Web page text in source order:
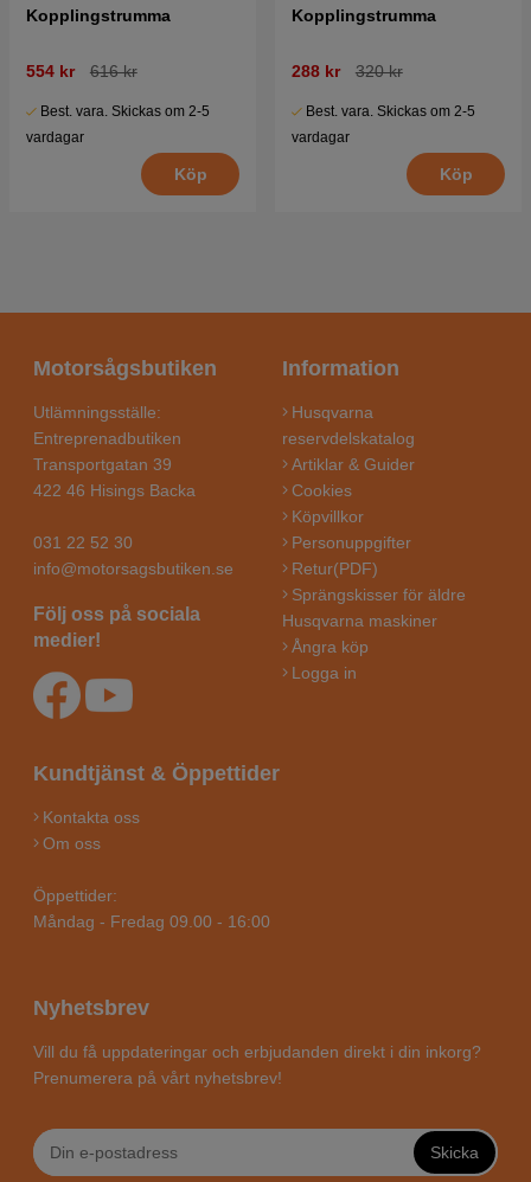
Kopplingstrumma
554 kr 616 kr
Best. vara. Skickas om 2-5
vardagar
Köp
Kopplingstrumma
288 kr 320 kr
Best. vara. Skickas om 2-5
vardagar
Köp
Motorsågsbutiken
Utlämningsställe:
Entreprenadbutiken
Transportgatan 39
422 46 Hisings Backa
031 22 52 30
info@motorsagsbutiken.se
Följ oss på sociala
medier!
Information
Husqvarna
reservdelskatalog
Artiklar & Guider
Cookies
Köpvillkor
Personuppgifter
Retur(PDF)
Sprängskisser för äldre
Husqvarna maskiner
Ångra köp
Logga in
Kundtjänst & Öppettider
Kontakta oss
Om oss
Öppettider:
Måndag - Fredag 09.00 - 16:00
Nyhetsbrev
Vill du få uppdateringar och erbjudanden direkt i din inkorg?
Prenumerera på vårt nyhetsbrev!
Skicka